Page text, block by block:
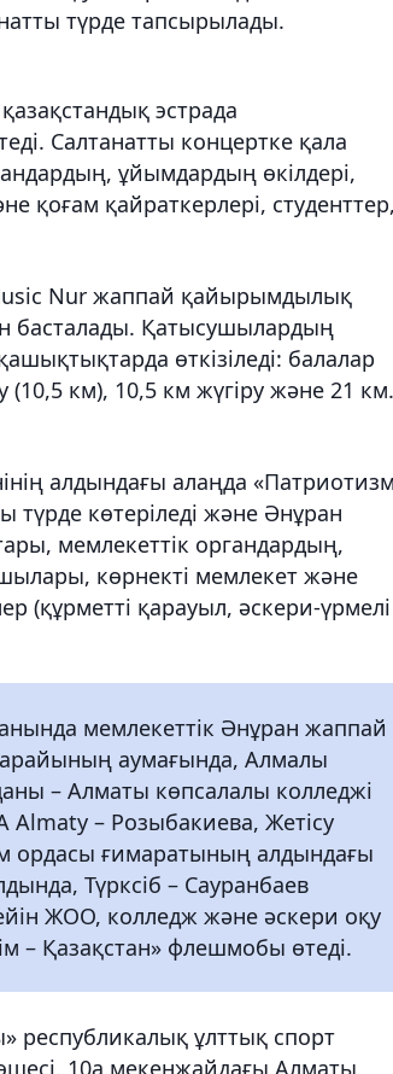
түрде тапсырылады.
эстрада
Салтанатты концертке қала
ұйымдардың өкілдері,
қоғам қайраткерлері,
Nur жаппай қайырымдылық
басталады. Қатысушылардың
өткізіледі: балалар
км), 10,5 км жүгіру және 21 км.
алдындағы алаңда
түрде көтеріледі және Әнұран
мемлекеттік органдардың,
көрнекті мемлекет және
(құрметті қарауыл, әскери-үрмелі
мемлекеттік Әнұран жаппай
аумағында, Алмалы
– Алматы көпсалалы колледжі
– Розыбакиева, Жетісу
ордасы ғимаратының алдындағы
Түрксіб – Сауранбаев
ЖОО, колледж және әскери оқу
– Қазақстан» флешмобы өтеді.
республикалық ұлттық спорт
10а мекенжайдағы Алматы